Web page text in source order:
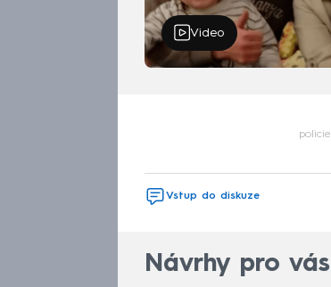
Video
policie
Vstup do diskuze
Návrhy pro vás